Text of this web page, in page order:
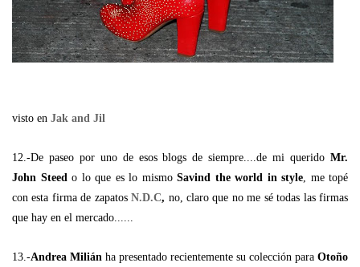
visto en Jak and Jil
12.-De paseo por uno de esos blogs de siempre....de mi querido Mr.
John Steed o lo que es lo mismo Savind the world in style , me topé
con esta firma de zapatosN.D.C, no, claro que no me sé todas las firmas
que hay en el mercado......
13.-Andrea Milián ha presentado recientemente su colección para Otoño